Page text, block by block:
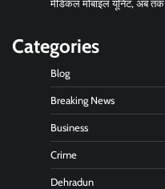
मेडिकल मोबाइल यूनिट, अब तक
Categories
Blog
Breaking News
Business
Crime
Dehradun